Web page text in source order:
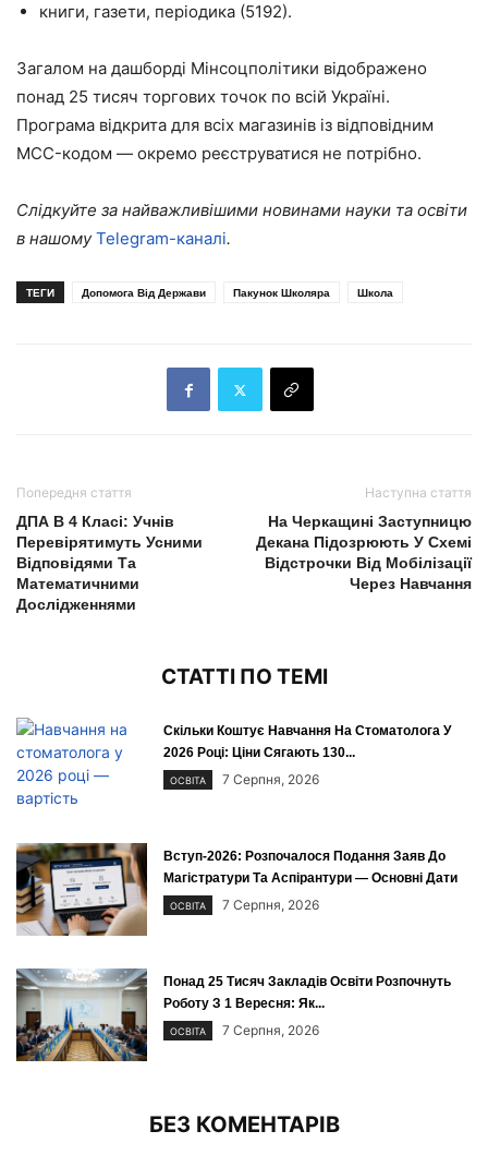
книги, газети, періодика (5192).
Загалом на дашборді Мінсоцполітики відображено
понад 25 тисяч торгових точок по всій Україні.
Програма відкрита для всіх магазинів із відповідним
MCC-кодом — окремо реєструватися не потрібно.
Слідкуйте за найважливішими новинами науки та освіти
в нашомуTelegram-каналі.
ТЕГИ Допомога Від Держави Пакунок Школяра Школа
Попередня стаття
ДПА В 4 Класі: Учнів
Перевірятимуть Усними
Відповідями Та
Математичними
Дослідженнями
Наступна стаття
На Черкащині Заступницю
Декана Підозрюють У Схемі
Відстрочки Від Мобілізації
Через Навчання
СТАТТІ ПО ТЕМІ
Скільки Коштує Навчання На Стоматолога У
2026 Році: Ціни Сягають 130...
ОСВІТА 7 Серпня, 2026
Вступ-2026: Розпочалося Подання Заяв До
Магістратури Та Аспірантури — Основні Дати
ОСВІТА 7 Серпня, 2026
Понад 25 Тисяч Закладів Освіти Розпочнуть
Роботу З 1 Вересня: Як...
ОСВІТА 7 Серпня, 2026
БЕЗ КОМЕНТАРІВ